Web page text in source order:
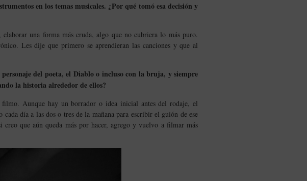
en los temas musicales. ¿Por qué tomó esa decisión y
una forma más cruda, algo que no cubriera lo más puro.
Les dije que primero se aprendieran las canciones y que al
personaje del poeta, el Diablo o incluso con la bruja, y siempre
la historia alrededor de ellos?
Aunque hay un borrador o idea inicial antes del rodaje, el
día a las dos o tres de la mañana para escribir el guión de ese
que aún queda más por hacer, agrego y vuelvo a filmar más